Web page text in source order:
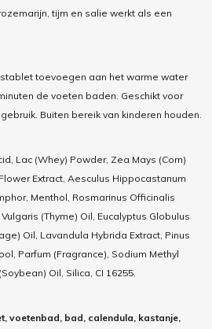
tijm en salie werkt als een
toevoegen aan het warme water
de voeten baden. Geschikt voor
Buiten bereik van kinderen houden.
Lac (Whey) Powder, Zea Mays (Corn)
Extract, Aesculus Hippocastanum
Menthol, Rosmarinus Officinalis
(Thyme) Oil, Eucalyptus Globulus
Oil, Lavandula Hybrida Extract, Pinus
Parfum (Fragrance), Sodium Methyl
Oil, Silica, CI 16255.
voetenbad, bad, calendula, kastanje,